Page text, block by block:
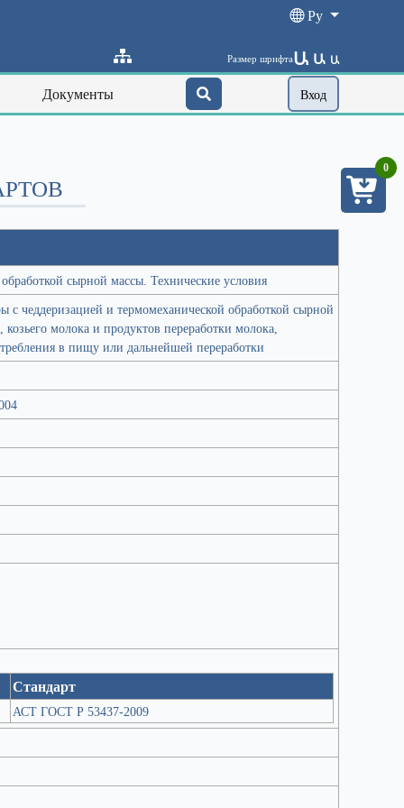
Ру
Размер шрифтаԱ Ա Ա
Документы Вход
сырной массы. Технические условия
с чеддеризацией и термомеханической обработкой сырной
молока и продуктов переработки молока,
в пищу или дальнейшей переработки
Стандарт
АСТ ГОСТ Р 53437-2009
0